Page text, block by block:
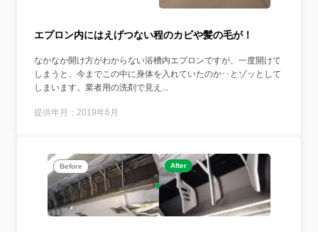
エプロン内にはえげつない程のカビや髪の毛が！
なかなか開け方がわからない浴槽内エプロンですが、一度開けて
しまうと、今までこの中に身体を入れていたのか･･とゾッとして
しまいます。業者用の洗剤で見え...
提供年月：2019年6月
Before After